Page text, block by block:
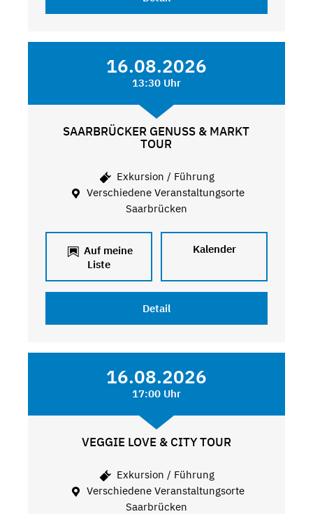
16.08.2026
13:30 Uhr
SAARBRÜCKER GENUSS & MARKT
TOUR
Exkursion / Führung
Verschiedene Veranstaltungsorte
Saarbrücken
Auf meine
Liste
Kalender
Detail
16.08.2026
17:00 Uhr
VEGGIE LOVE & CITY TOUR
Exkursion / Führung
Verschiedene Veranstaltungsorte
Saarbrücken